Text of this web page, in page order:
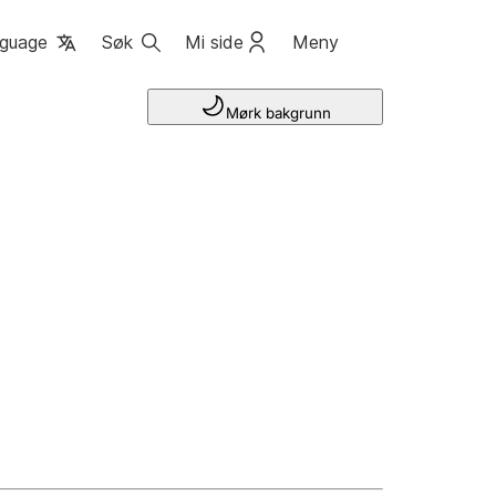
Søk Mi side Meny
Mørk bakgrunn